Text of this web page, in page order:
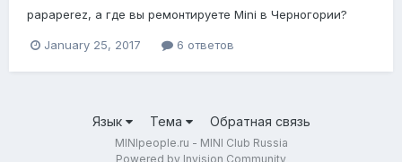
papaperez, а где вы ремонтируете Mini в Черногории?
January 25, 2017 6 ответов
Язык Тема Обратная связь
MINIpeople.ru - MINI Club Russia
Powered by Invision Community